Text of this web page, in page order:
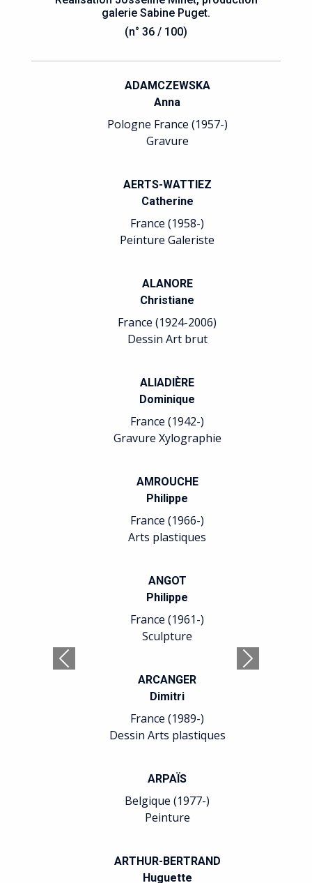
galerie Sabine Puget.
(n° 36 / 100)
ADAMCZEWSKA
Anna
Pologne France (1957-)
Gravure
AERTS-WATTIEZ
Catherine
France (1958-)
Peinture Galeriste
ALANORE
Christiane
France (1924-2006)
Dessin Art brut
ALIADIÈRE
Dominique
France (1942-)
Gravure Xylographie
AMROUCHE
Philippe
France (1966-)
Arts plastiques
ANGOT
Philippe
France (1961-)
Sculpture
ARCANGER
Dimitri
France (1989-)
Dessin Arts plastiques
ARPAÏS
Belgique (1977-)
Peinture
ARTHUR-BERTRAND
Huguette